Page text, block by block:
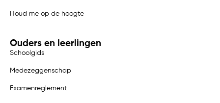
Houd me op de hoogte
Ouders en leerlingen
Schoolgids
Medezeggenschap
Examenreglement